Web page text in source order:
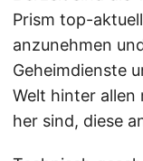
Prism top-
anzunehmen
Geheimdienste
Welt hinter allen
her sind, diese